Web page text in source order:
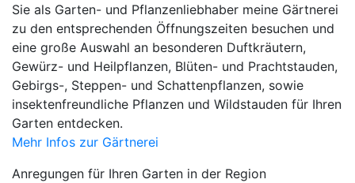
Sie als Garten- und Pflanzenliebhaber meine Gärtnerei
zu den entsprechenden Öffnungszeiten besuchen und
eine große Auswahl an besonderen Duftkräutern,
Gewürz- und Heilpflanzen, Blüten- und Prachtstauden,
Gebirgs-, Steppen- und Schattenpflanzen, sowie
insektenfreundliche Pflanzen und Wildstauden für Ihren
Garten entdecken.
Mehr Infos zur Gärtnerei
Anregungen für Ihren Garten in der Region